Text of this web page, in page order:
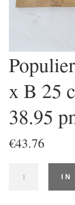
x B 25
38.95
€43.76
IN